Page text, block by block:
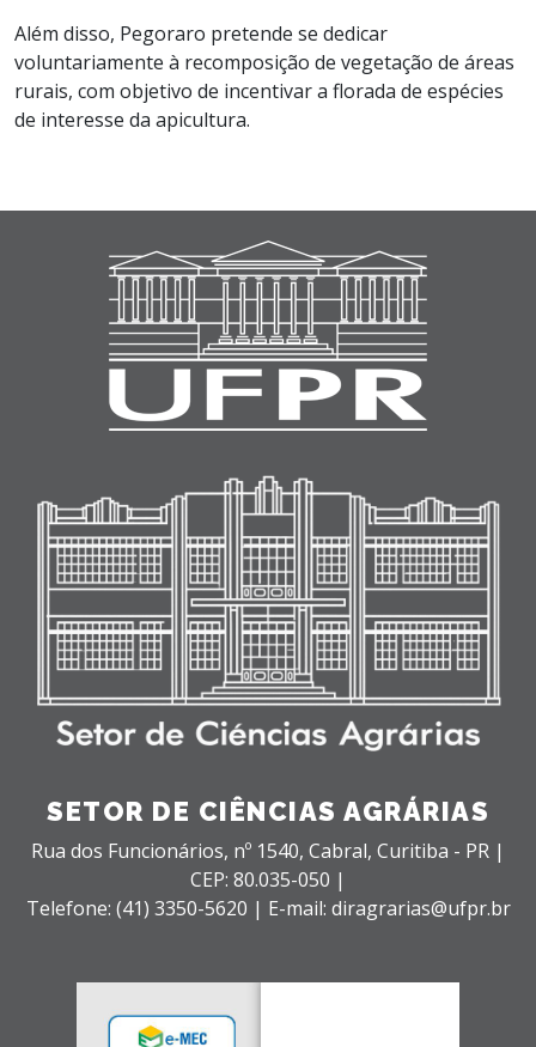
Além disso, Pegoraro pretende se dedicar
voluntariamente à recomposição de vegetação de áreas
rurais, com objetivo de incentivar a florada de espécies
de interesse da apicultura.
SETOR DE CIÊNCIAS AGRÁRIAS
Rua dos Funcionários, nº 1540, Cabral, Curitiba - PR |
CEP: 80.035-050 |
Telefone: (41) 3350-5620 | E-mail: diragrarias@ufpr.br